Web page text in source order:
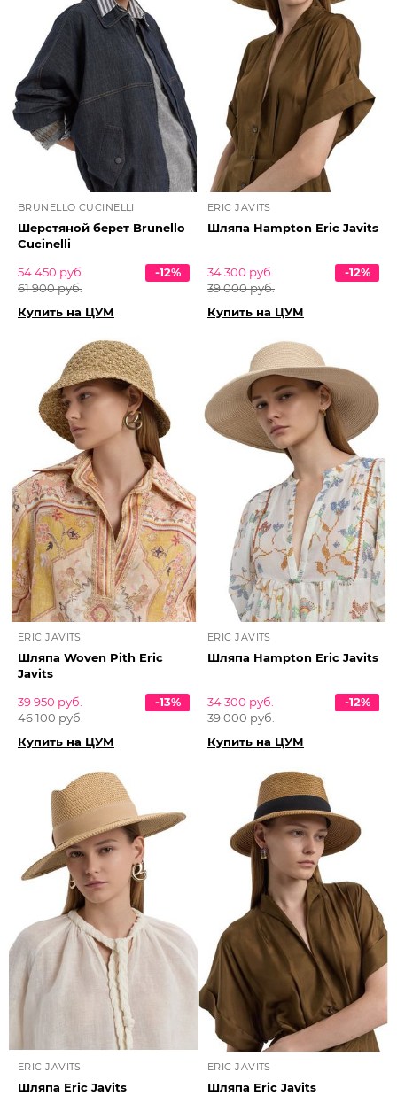
BRUNELLO CUCINELLI
Шерстяной берет Brunello
Cucinelli
54 450 руб.
61 900 руб.
-12%
Купить на ЦУМ
ERIC JAVITS
Шляпа Hampton Eric Javits
34 300 руб.
39 000 руб.
-12%
Купить на ЦУМ
ERIC JAVITS
Шляпа Woven Pith Eric
Javits
39 950 руб.
46 100 руб.
-13%
Купить на ЦУМ
ERIC JAVITS
Шляпа Hampton Eric Javits
34 300 руб.
39 000 руб.
-12%
Купить на ЦУМ
ERIC JAVITS
Шляпа Eric Javits
ERIC JAVITS
Шляпа Eric Javits